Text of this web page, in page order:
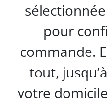
pour
commande.
tout,
votre